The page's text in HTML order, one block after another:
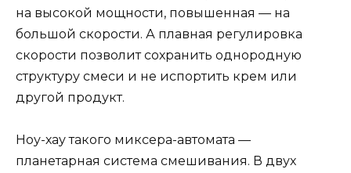
на высокой мощности, повышенная — на
большой скорости. А плавная регулировка
скорости позволит сохранить однородную
структуру смеси и не испортить крем или
другой продукт.
Ноу-хау такого миксера-автомата —
планетарная система смешивания. В двух